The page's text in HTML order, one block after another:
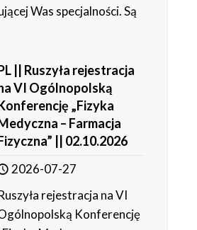
Was specjalności. Są
|| Ruszyła rejestracja
VI Ogólnopolską
„Fizyka
– Farmacja
|| 02.10.2026
2026-07-27
rejestracja na VI
Konferencję